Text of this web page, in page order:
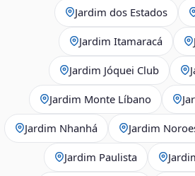
Jardim dos Estados
Jardim Itamaracá
Jardim Jóquei Club
Jardim Monte Líbano
Jardim Nhanhá Jardim
Jardim Paulista